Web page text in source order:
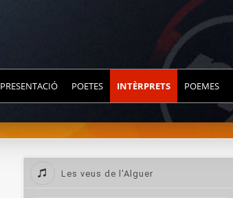
PRESENTACIÓ POETES INTÈRPRETS POEMES
Les veus de l'Alguer